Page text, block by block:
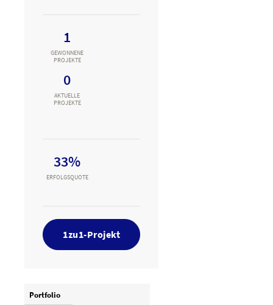
1
GEWONNENE
PROJEKTE
0
AKTUELLE
PROJEKTE
33%
ERFOLGSQUOTE
1zu1-Projekt
Portfolio